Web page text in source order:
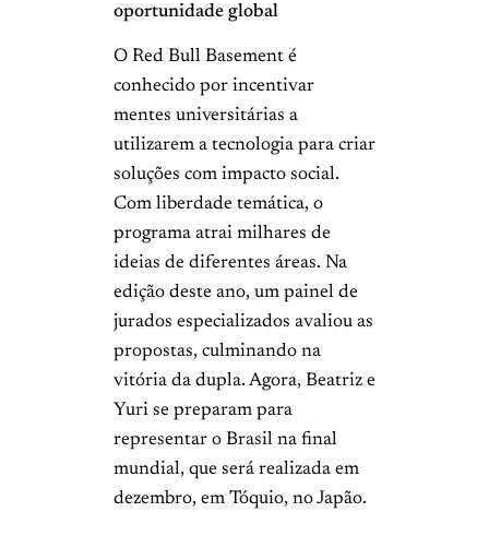
oportunidade global
O Red Bull Basement é
conhecido por incentivar
mentes universitárias a
utilizarem a tecnologia para criar
soluções com impacto social.
Com liberdade temática, o
programa atrai milhares de
ideias de diferentes áreas. Na
edição deste ano, um painel de
jurados especializados avaliou as
propostas, culminando na
vitória da dupla. Agora, Beatriz e
Yuri se preparam para
representar o Brasil na final
mundial, que será realizada em
dezembro, em Tóquio, no Japão.